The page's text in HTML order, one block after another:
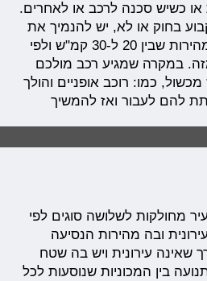
כשיש סכנה לרכב או לאחרים.
בחוק או לא, יש להנמיך את
מהירות הנסיעה לפחות למהירות שבין 20 ל-30 קמ"ש ולפי
במקרה שמגיע רכב מולכם
כמו: רוכב אופניים והולך
להם לעבור ואז להמשיך
מחולקות לשלושה סוגים לפי
ובה מהירות הנסיעה
קמ"ש. דרך שאינה עירונית ויש בה שטח
בין המכוניות שנוסעות לכל